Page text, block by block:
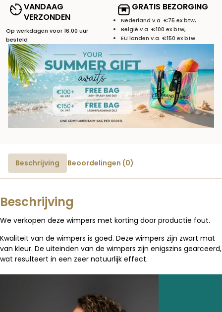
VANDAAG
VERZONDEN
Op werkdagen voor 16:00 uur
besteld
GRATIS BEZORGING
Nederland v.a. €75 ex btw,
België v.a. €100 ex btw,
EU landen v.a. €150 ex btw
Beschrijving Beoordelingen (0)
Beschrijving
We verkopen deze wimpers met korting door productie fout.
Kwaliteit van de wimpers is goed. Deze wimpers zijn zwart mat
van kleur. De uiteinden van de wimpers zijn enigszins gearceerd,
wat resulteert in een zeer natuurlijk effect.